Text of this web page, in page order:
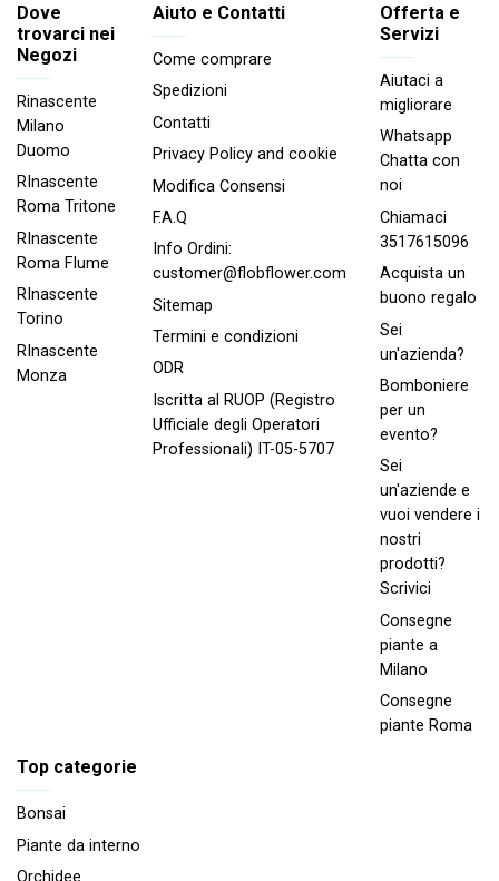
Dove
trovarci nei
Negozi
Rinascente
Milano
Duomo
RInascente
Roma Tritone
RInascente
Roma FIume
RInascente
Torino
RInascente
Monza
Aiuto e Contatti
Come comprare
Spedizioni
Contatti
Privacy Policy and cookie
Modifica Consensi
F.A.Q
Info Ordini:
customer@flobflower.com
Sitemap
Termini e condizioni
ODR
Iscritta al RUOP (Registro
Ufficiale degli Operatori
Professionali) IT-05-5707
Offerta e
Servizi
Aiutaci a
migliorare
Whatsapp
Chatta con
noi
Chiamaci
3517615096
Acquista un
buono regalo
Sei
un'azienda?
Bomboniere
per un
evento?
Sei
un'aziende e
vuoi vendere i
nostri
prodotti?
Scrivici
Consegne
piante a
Milano
Consegne
piante Roma
Top categorie
Bonsai
Piante da interno